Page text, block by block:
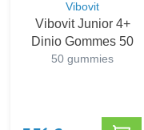
Vibovit
Vibovit Junior 4+
Dinio Gommes 50
50 gummies